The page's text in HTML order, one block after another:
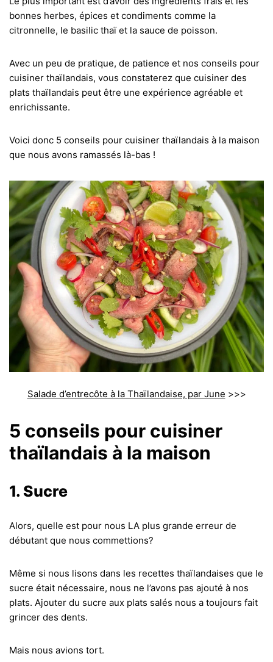
bonnes herbes, épices et condiments comme la
citronnelle, le basilic thaï et la sauce de poisson.
Avec un peu de pratique, de patience et nos conseils pour
cuisiner thaïlandais, vous constaterez que cuisiner des
plats thaïlandais peut être une expérience agréable et
enrichissante.
Voici donc 5 conseils pour cuisiner thaïlandais à la maison
que nous avons ramassés là-bas !
Salade d’entrecôte à la Thaïlandaise, par June >>>
5 conseils pour cuisiner
thaïlandais à la maison
1. Sucre
Alors, quelle est pour nous LA plus grande erreur de
débutant que nous commettions?
Même si nous lisons dans les recettes thaïlandaises que le
sucre était nécessaire, nous ne l’avons pas ajouté à nos
plats. Ajouter du sucre aux plats salés nous a toujours fait
grincer des dents.
Mais nous avions tort.